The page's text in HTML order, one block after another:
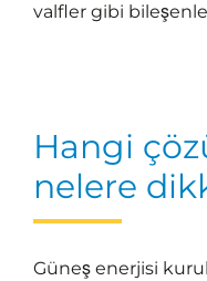
valfler gibi
Hangi
nelere
Güneş enerjisi